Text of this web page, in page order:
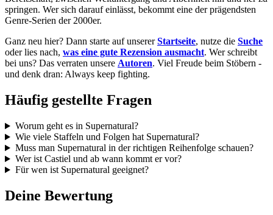
springen. Wer sich darauf einlässt, bekommt eine der prägendsten
Genre-Serien der 2000er.
Ganz neu hier? Dann starte auf unsererStartseite, nutze die Suche
oder lies nach, was eine gute Rezension ausmacht. Wer schreibt
bei uns? Das verraten unsere Autoren. Viel Freude beim Stöbern -
und denk dran: Always keep fighting.
Häufig gestellte Fragen
Worum geht es in Supernatural?
Wie viele Staffeln und Folgen hat Supernatural?
Muss man Supernatural in der richtigen Reihenfolge schauen?
Wer ist Castiel und ab wann kommt er vor?
Für wen ist Supernatural geeignet?
Deine Bewertung